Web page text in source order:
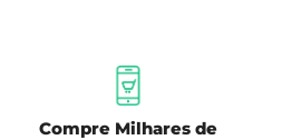
Compre Milhares de